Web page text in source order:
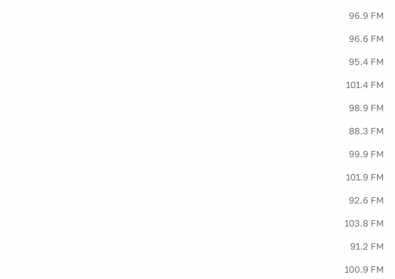
96.9 FM
96.6 FM
95.4 FM
101.4 FM
98.9 FM
88.3 FM
99.9 FM
101.9 FM
92.6 FM
103.8 FM
91.2 FM
100.9 FM